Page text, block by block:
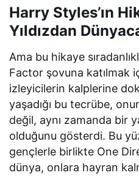
Harry Styles’ın
Yıldızdan
Ama bu hikaye
Factor şovuna katılmak
izleyicilerin kalplerine
yaşadığı bu tecrübe,
değil, aynı zamanda bir
olduğunu gösterdi. Bu
gençlerle birlikte One
dünya, onlara hayran